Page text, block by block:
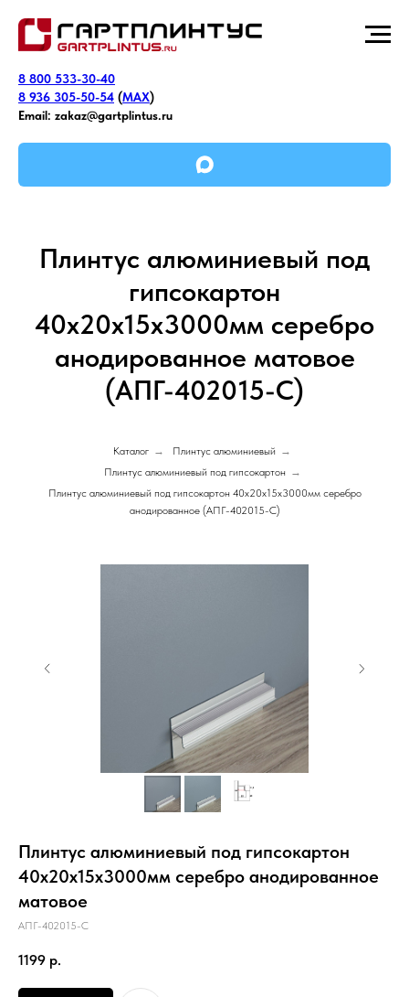
8 800 533-30-40
8 936 305-50-54 (MAX)
Email: zakaz@gartplintus.ru
Плинтус алюминиевый под
гипсокартон
40х20х15х3000мм серебро
анодированное матовое
(АПГ-402015-С)
Каталог → Плинтус алюминиевый →
Плинтус алюминиевый под гипсокартон →
Плинтус алюминиевый под гипсокартон 40х20х15х3000мм серебро
анодированное (АПГ-402015-С)
Плинтус алюминиевый под гипсокартон
40х20х15х3000мм серебро анодированное
матовое
АПГ-402015-С
1199 р.